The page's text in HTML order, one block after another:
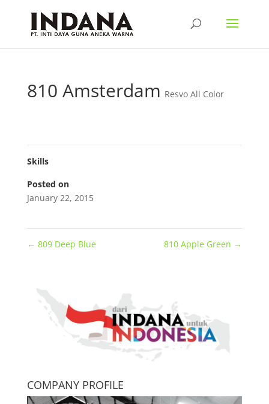
810 Amsterdam Resvo All Color
Skills
Posted on
January 22, 2015
← 809 Deep Blue 810 Apple Green →
COMPANY PROFILE